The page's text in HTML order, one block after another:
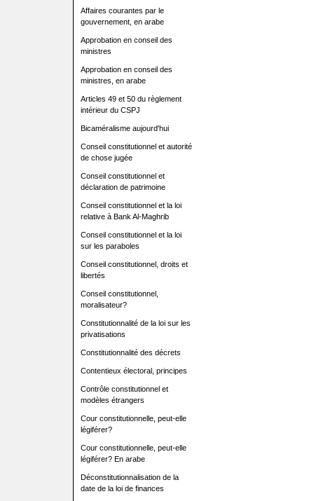
Affaires courantes par le
gouvernement, en arabe
Approbation en conseil des
ministres
Approbation en conseil des
ministres, en arabe
Articles 49 et 50 du règlement
intérieur du CSPJ
Bicaméralisme aujourd'hui
Conseil constitutionnel et autorité
de chose jugée
Conseil constitutionnel et
déclaration de patrimoine
Conseil constitutionnel et la loi
relative à Bank Al-Maghrib
Conseil constitutionnel et la loi
sur les paraboles
Conseil constitutionnel, droits et
libertés
Conseil constitutionnel,
moralisateur?
Constitutionnalité de la loi sur les
privatisations
Constitutionnalité des décrets
Contentieux électoral, principes
Contrôle constitutionnel et
modèles étrangers
Cour constitutionnelle, peut-elle
légiférer?
Cour constitutionnelle, peut-elle
légiférer? En arabe
Déconstitutionnalisation de la
date de la loi de finances